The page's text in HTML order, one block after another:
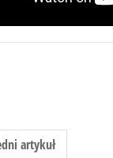
artykuł